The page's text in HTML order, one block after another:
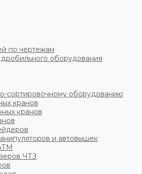
по чертежам
оборудования
сортировочному оборудованию
кранов
кранов
и автовышек
ЧТЗ